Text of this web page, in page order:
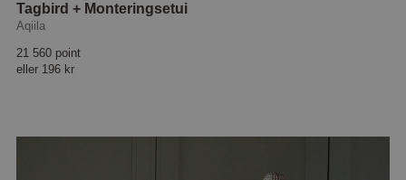
Tagbird + Monteringsetui
Aqiila
21 560 point
eller 196 kr